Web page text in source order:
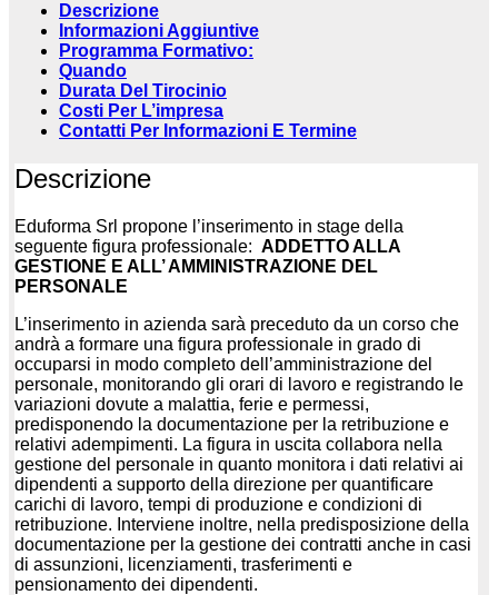
Descrizione
Informazioni Aggiuntive
Programma Formativo:
Quando
Durata Del Tirocinio
Costi Per L’impresa
Contatti Per Informazioni E Termine
Descrizione
Eduforma Srl propone l’inserimento in stage della
seguente figura professionale: ADDETTO ALLA
GESTIONE E ALL’ AMMINISTRAZIONE DEL
PERSONALE
L’inserimento in azienda sarà preceduto da un corso che
andrà a formare una figura professionale in grado di
occuparsi in modo completo dell’amministrazione del
personale, monitorando gli orari di lavoro e registrando le
variazioni dovute a malattia, ferie e permessi,
predisponendo la documentazione per la retribuzione e
relativi adempimenti. La figura in uscita collabora nella
gestione del personale in quanto monitora i dati relativi ai
dipendenti a supporto della direzione per quantificare
carichi di lavoro, tempi di produzione e condizioni di
retribuzione. Interviene inoltre, nella predisposizione della
documentazione per la gestione dei contratti anche in casi
di assunzioni, licenziamenti, trasferimenti e
pensionamento dei dipendenti.